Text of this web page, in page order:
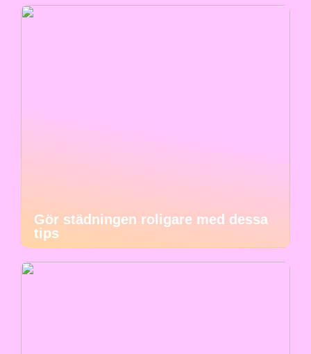
Gör städningen roligare med dessa
tips